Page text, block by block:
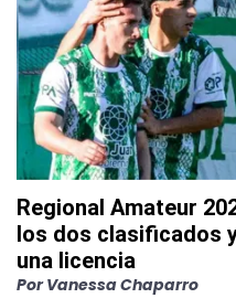
Regional Amateur
los dos clasificados
una licencia
Por Vanessa Chaparro